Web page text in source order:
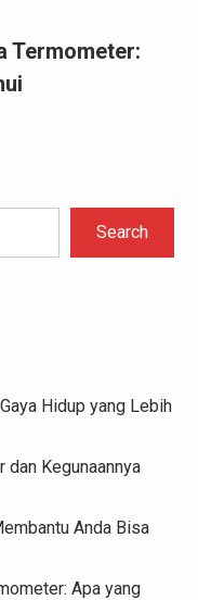
Termometer:
Search
Hidup yang Lebih
Kegunaannya
Anda Bisa
Apa yang